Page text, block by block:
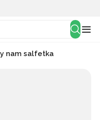
nam salfetka